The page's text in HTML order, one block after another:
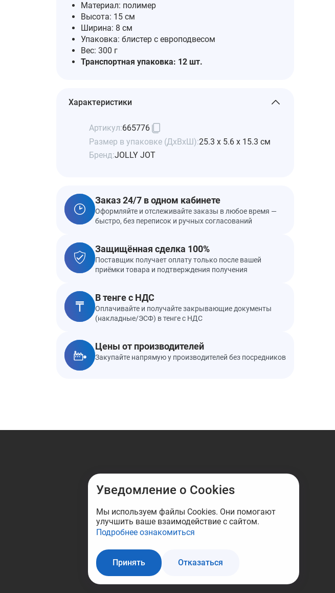
Материал: полимер
Высота: 15 см
Ширина: 8 см
Упаковка: блистер с европодвесом
Вес: 300 г
Транспортная упаковка: 12 шт.
Характеристики
Артикул:665776
Размер в упаковке (ДхВхШ):25.3 x 5.6 x 15.3 см
Бренд:JOLLY JOT
Заказ 24/7 в одном кабинете
Оформляйте и отслеживайте заказы в любое время —
быстро, без переписок и ручных согласований
Защищённая сделка 100%
Поставщик получает оплату только после вашей
приёмки товара и подтверждения получения
В тенге с НДС
Оплачивайте и получайте закрывающие документы
(накладные/ЭСФ) в тенге с НДС
Цены от производителей
Закупайте напрямую у производителей без посредников
Уведомление о Cookies
Мы используем файлы Cookies. Они помогают
улучшить ваше взаимодействие с сайтом.
Подробнее ознакомиться
Принять Отказаться